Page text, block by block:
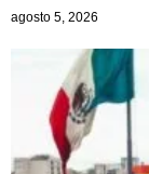
agosto 5, 2026